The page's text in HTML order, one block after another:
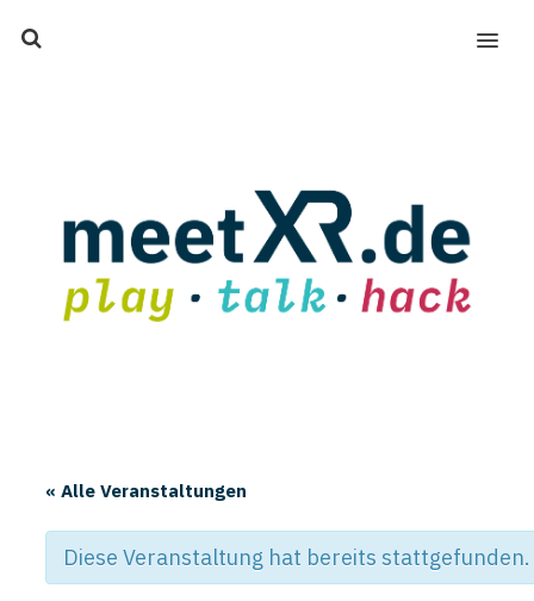
MENU
« Alle Veranstaltungen
Diese Veranstaltung hat bereits stattgefunden.